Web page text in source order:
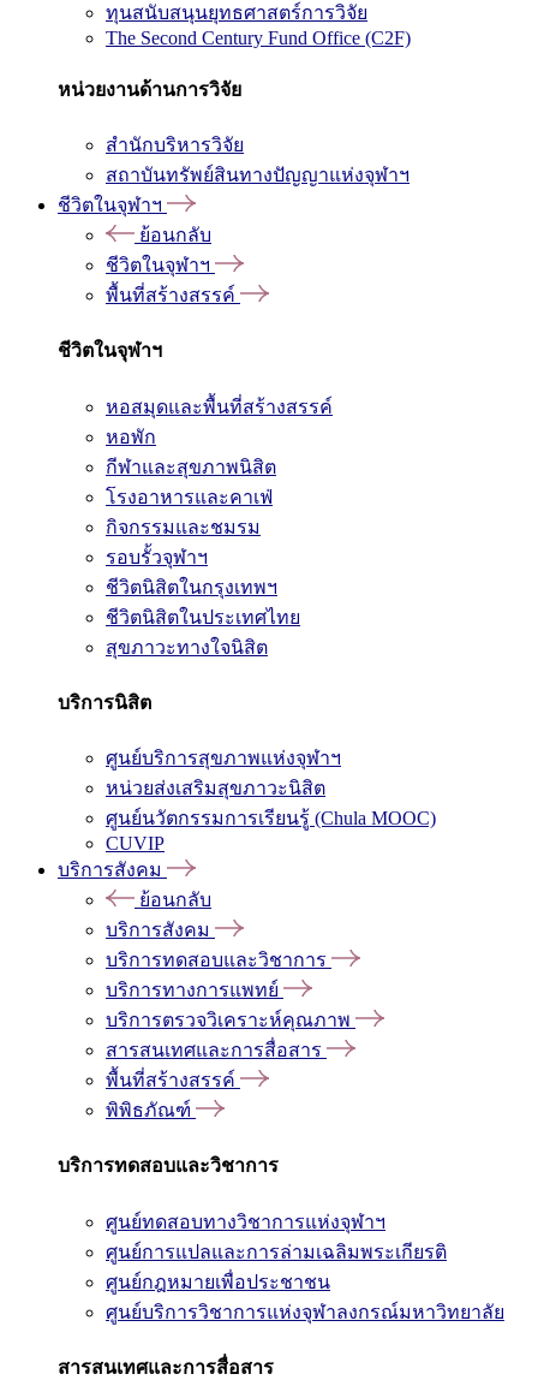
ทุนสนับสนุนยุทธศาสตร์การวิจัย
The Second Century Fund Office (C2F)
หน่วยงานด้านการวิจัย
สำนักบริหารวิจัย
สถาบันทรัพย์สินทางปัญญาแห่งจุฬาฯ
ชีวิตในจุฬาฯ
ย้อนกลับ
ชีวิตในจุฬาฯ
พื้นที่สร้างสรรค์
ชีวิตในจุฬาฯ
หอสมุดและพื้นที่สร้างสรรค์
หอพัก
กีฬาและสุขภาพนิสิต
โรงอาหารและคาเฟ่
กิจกรรมและชมรม
รอบรั้วจุฬาฯ
ชีวิตนิสิตในกรุงเทพฯ
ชีวิตนิสิตในประเทศไทย
สุขภาวะทางใจนิสิต
บริการนิสิต
ศูนย์บริการสุขภาพแห่งจุฬาฯ
หน่วยส่งเสริมสุขภาวะนิสิต
ศูนย์นวัตกรรมการเรียนรู้ (Chula MOOC)
CUVIP
บริการสังคม
ย้อนกลับ
บริการสังคม
บริการทดสอบและวิชาการ
บริการทางการแพทย์
บริการตรวจวิเคราะห์คุณภาพ
สารสนเทศและการสื่อสาร
พื้นที่สร้างสรรค์
พิพิธภัณฑ์
บริการทดสอบและวิชาการ
ศูนย์ทดสอบทางวิชาการแห่งจุฬาฯ
ศูนย์การแปลและการล่ามเฉลิมพระเกียรติ
ศูนย์กฎหมายเพื่อประชาชน
ศูนย์บริการวิชาการแห่งจุฬาลงกรณ์มหาวิทยาลัย
สารสนเทศและการสื่อสาร